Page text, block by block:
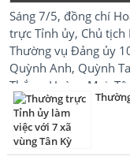
Sáng 7/5, đồng chí
trực Tỉnh ủy, Chủ
Thường vụ Đảng ủy
Quỳnh Anh, Quỳnh
Thắng, Hoàng Mai,
triển kinh tế - xã hội,
và vận hành chính